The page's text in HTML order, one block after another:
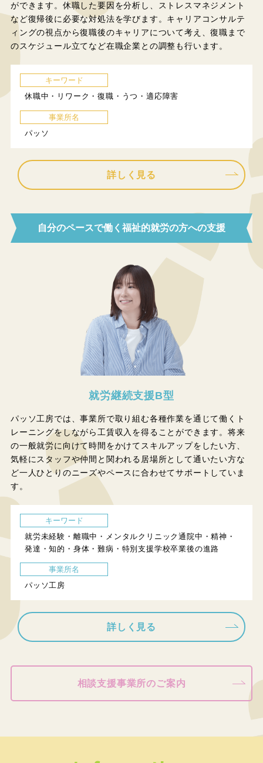
ができます。休職した要因を分析し、ストレスマネジメント
など復帰後に必要な対処法を学びます。キャリアコンサルテ
ィングの視点から復職後のキャリアについて考え、復職まで
のスケジュール立てなど在職企業との調整も行います。
キーワード
休職中・リワーク・復職・うつ・適応障害
事業所名
パッソ
詳しく見る
自分のペースで働く福祉的就労の方への支援
就労継続支援B型
パッソ工房では、事業所で取り組む各種作業を通じて働くト
レーニングをしながら工賃収入を得ることができます。将来
の一般就労に向けて時間をかけてスキルアップをしたい方、
気軽にスタッフや仲間と関われる居場所として通いたい方な
ど一人ひとりのニーズやペースに合わせてサポートしていま
す。
キーワード
就労未経験・離職中・メンタルクリニック通院中・精神・
発達・知的・身体・難病・特別支援学校卒業後の進路
事業所名
パッソ工房
詳しく見る
相談支援事業所のご案内